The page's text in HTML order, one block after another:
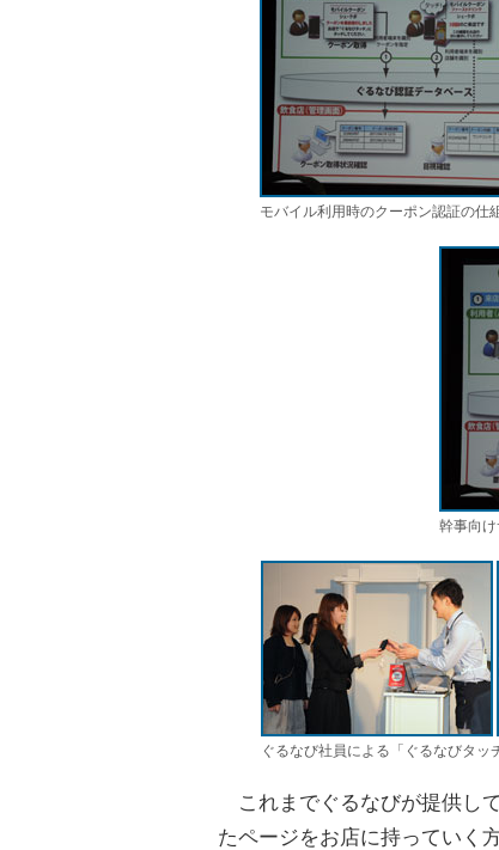
モバイル利用時のクーポン認証の仕
幹事向
ぐるなび社員による「ぐるなびタ
これまでぐるなびが提供し
たページをお店に持っていく